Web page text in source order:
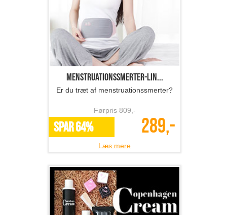
Menstruationssmerter-lin...
Er du træt af menstruationssmerter?
Førpris809,-
SPAR 64% 289,-
Læs mere